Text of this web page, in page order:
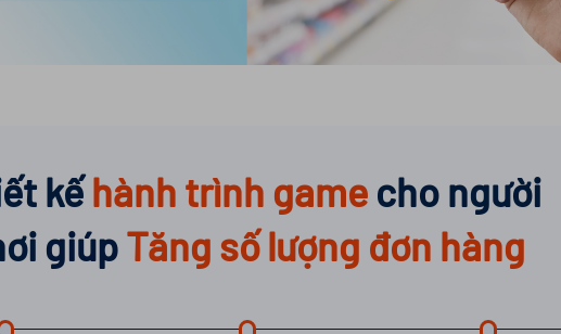
kếhành trình game cho người
giúpTăng số lượng đơn hàng